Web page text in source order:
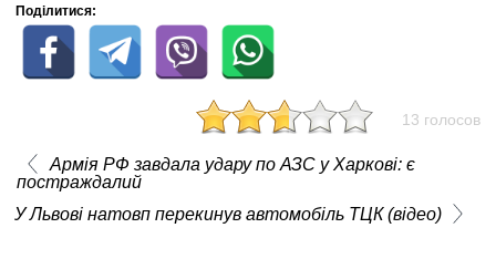
Поділитися:
13 голосов
Армія РФ завдала удару по АЗС у Харкові: є
постраждалий
У Львові натовп перекинув автомобіль ТЦК (відео)